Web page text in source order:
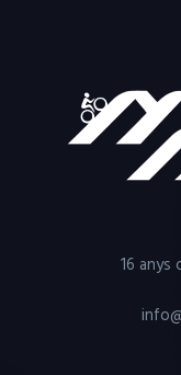
16 anys